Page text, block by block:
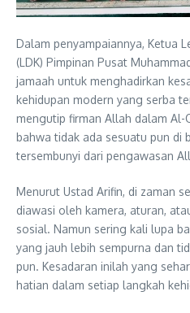
Dalam penyampaiannya, Ketua
(LDK) Pimpinan Pusat
jamaah untuk menghadirkan
kehidupan modern yang serba
mengutip firman Allah dalam Al-
bahwa tidak ada sesuatu pun di
tersembunyi dari pengawasan
Menurut Ustad Arifin, di zaman
diawasi oleh kamera, aturan,
sosial. Namun sering kali lupa
yang jauh lebih sempurna dan
pun. Kesadaran inilah yang
hatian dalam setiap langkah